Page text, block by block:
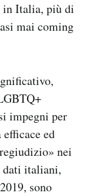
in Italia, più di
mai coming
impegni per
ed
nei
dati italiani,
sono